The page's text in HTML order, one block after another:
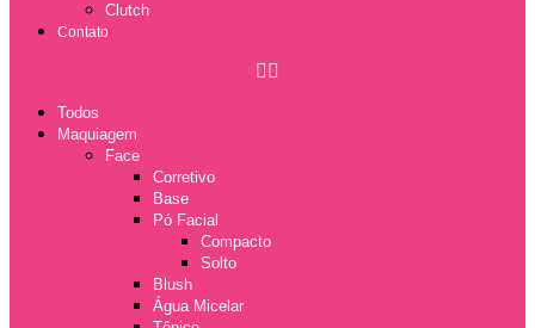
Clutch
Contato
Todos
Maquiagem
Face
Corretivo
Base
Pó Facial
Compacto
Solto
Blush
Água Micelar